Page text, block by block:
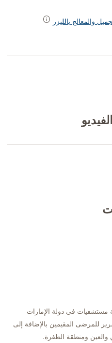
والمعالج بالليزر
مستشفيات في دولة الإمارات
المتحدة مع أكثر من 900 سرير للمرضى المقيمين بالإضافة إلى